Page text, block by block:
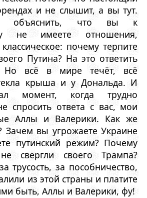
и не слышит, а вы тут.
объяснить, что вы к
не имеете отношения,
почему терпите
Путина? На это ответить
Но всё в мире течёт, всё
крыша и у Дональда. И
момент, когда трудно
спросить ответа с вас, мои
Аллы и Валерики. Как же
Зачем вы угрожаете Украине
путинский режим? Почему
свергли своего Трампа?
трусость, за пособничество,
из этой страны и платите
быть, Аллы и Валерики, фу!